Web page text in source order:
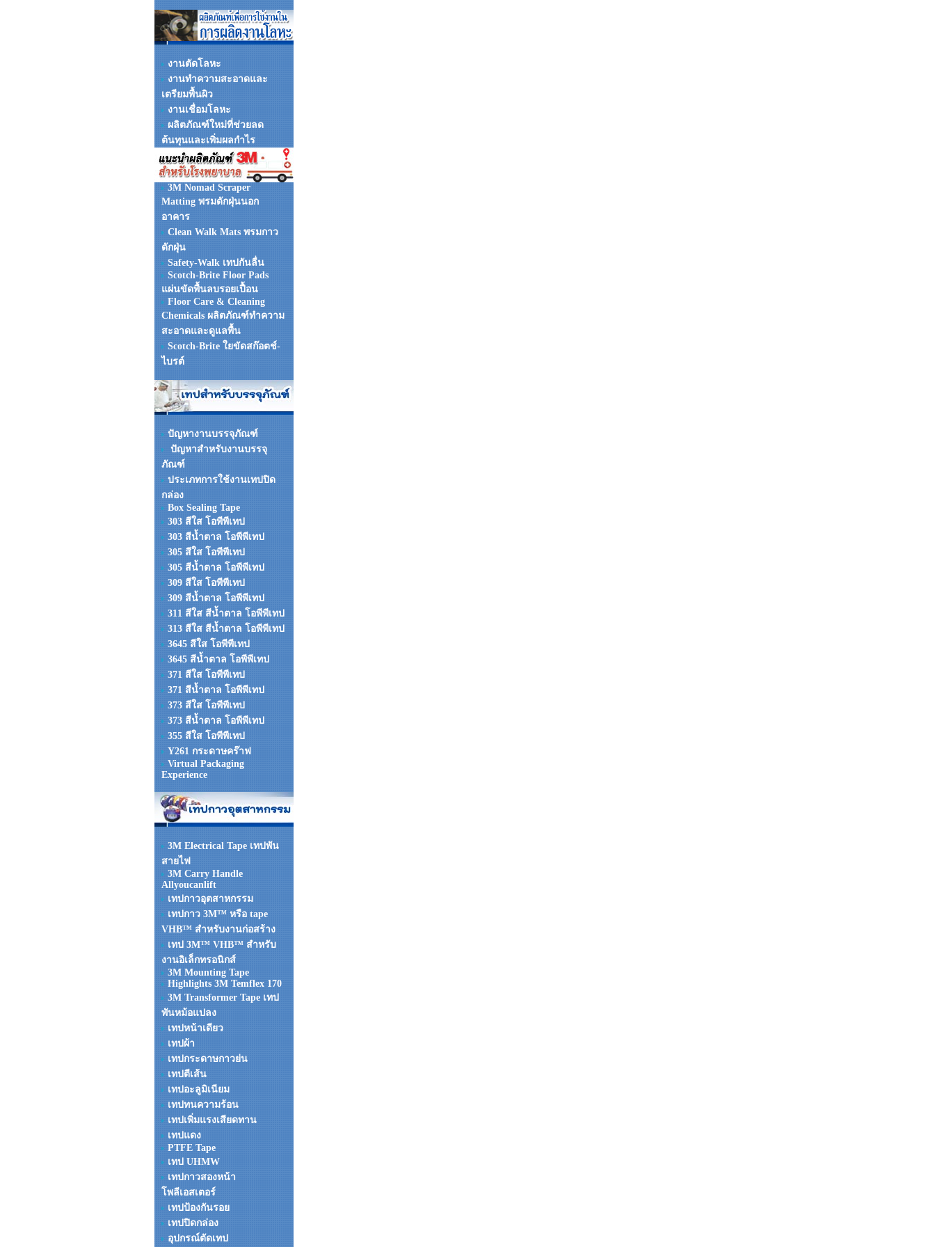
งานตัดโลหะ
งานทำความสะอาดและ
เตรียมพื้นผิว
งานเชื่อมโลหะ
ผลิตภัณฑ์ใหม่ที่ช่วยลด
ต้นทุนและเพิ่มผลกำไร
3M Nomad Scraper
Matting พรมดักฝุ่นนอก
อาคาร
Clean Walk Mats พรมกาว
ดักฝุ่น
Safety-Walk เทปกันลื่น
Scotch-Brite Floor Pads
แผ่นขัดพื้นลบรอยเปื้อน
Floor Care & Cleaning
Chemicals ผลิตภัณฑ์ทำความ
สะอาดและดูแลพื้น
Scotch-Brite ใยขัดสก๊อตช์-
ไบรต์
ปัญหางานบรรจุภัณฑ์
ปัญหาสำหรับงานบรรจุ
ภัณฑ์
ประเภทการใช้งานเทปปิด
กล่อง
Box Sealing Tape
303 สีใส โอพีพีเทป
303 สีน้ำตาล โอพีพีเทป
305 สีใส โอพีพีเทป
305 สีน้ำตาล โอพีพีเทป
309 สีใส โอพีพีเทป
309 สีน้ำตาล โอพีพีเทป
311 สีใส สีน้ำตาล โอพีพีเทป
313 สีใส สีน้ำตาล โอพีพีเทป
3645 สีใส โอพีพีเทป
3645 สีน้ำตาล โอพีพีเทป
371 สีใส โอพีพีเทป
371 สีน้ำตาล โอพีพีเทป
373 สีใส โอพีพีเทป
373 สีน้ำตาล โอพีพีเทป
355 สีใส โอพีพีเทป
Y261 กระดาษคร๊าฟ
Virtual Packaging
Experience
3M Electrical Tape เทปพัน
สายไฟ
3M Carry Handle
Allyoucanlift
เทปกาวอุตสาหกรรม
เทปกาว 3M™ หรือ tape
VHB™ สำหรับงานก่อสร้าง
เทป 3M™ VHB™ สำหรับ
งานอิเล็กทรอนิกส์
3M Mounting Tape
Highlights 3M Temflex 170
3M Transformer Tape เทป
พันหม้อแปลง
เทปหน้าเดียว
เทปผ้า
เทปกระดาษกาวย่น
เทปตีเส้น
เทปอะลูมิเนียม
เทปทนความร้อน
เทปเพิ่มแรงเสียดทาน
เทปแดง
PTFE Tape
เทป UHMW
เทปกาวสองหน้า
โพลีเอสเตอร์
เทปป้องกันรอย
เทปปิดกล่อง
อุปกรณ์ตัดเทป